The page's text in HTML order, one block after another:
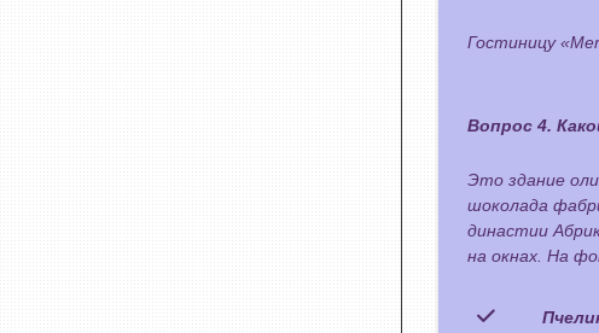
Гостиницу
Вопрос 4.
Это здание
шоколада
династии
на окнах. На